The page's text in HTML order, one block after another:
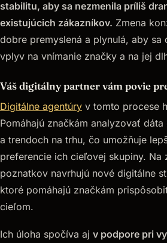
stabilitu, aby sa nezmenila príliš
existujúcich zákazníkov. Zmena
dobre premyslená a plynulá, aby sa
vplyv na vnímanie značky a na jej
Váš digitálny partner vám povie
Digitálne agentúry v tomto procese
Pomáhajú značkám analyzovať
a trendoch na trhu, čo umožňuje
preferencie ich cieľovej skupiny. Na
poznatkov navrhujú nové digitálne
ktoré pomáhajú značkám
cieľom.
Ich úloha spočíva aj v podpore pri